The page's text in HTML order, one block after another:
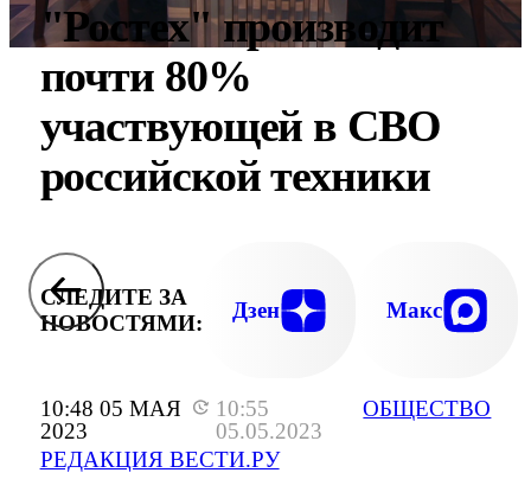
10:48 05 МАЯ
2023
10:55
05.05.2023
РЕДАКЦИЯ ВЕСТИ.РУ
ОБЩЕСТВО
"Ростех" производит
почти 80%
участвующей в СВО
российской техники
СЛЕДИТЕ ЗА
НОВОСТЯМИ:
Дзен Макс